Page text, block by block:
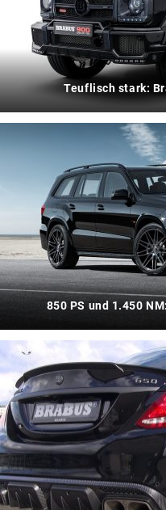
Teuflisch stark:
850 PS und 1.450